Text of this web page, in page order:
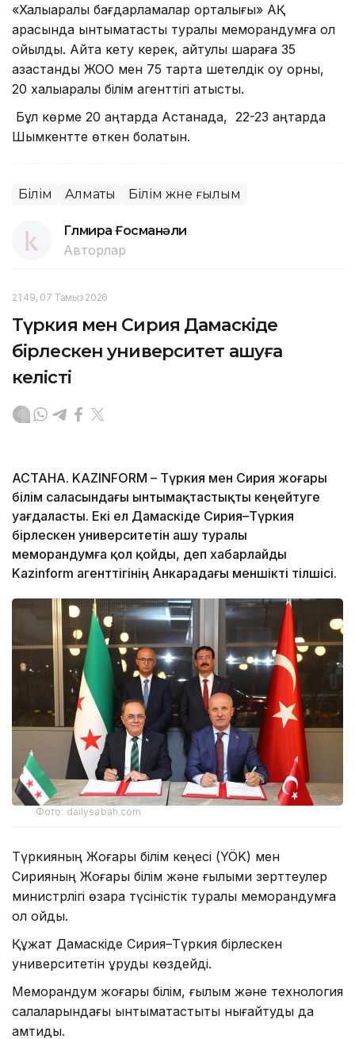
«Халықаралық бағдарламалар орталығы» АҚ
арасында ынтымақтастық туралы меморандумға қол
қойылды. Айта кету керек, айтулы шараға 35
қазақстандық ЖОО мен 75 тарта шетелдік оқу орны,
20 халықаралық білім агенттігі қатысты.
Бұл көрме 20 қаңтарда Астанада, 22-23 қаңтарда
Шымкентте өткен болатын.
Білім Алматы Білім және ғылым
Гүлмира Ғосманәли
Авторлар
21:49, 07 Тамыз 2026
Түркия мен Сирия Дамаскіде
бірлескен университет ашуға
келісті
АСТАНА. KAZINFORM – Түркия мен Сирия жоғары
білім саласындағы ынтымақтастықты кеңейтуге
уағдаласты. Екі ел Дамаскіде Сирия–Түркия
бірлескен университетін ашу туралы
меморандумға қол қойды, деп хабарлайды
Kazinform агенттігінің Анкарадағы меншікті тілшісі.
Фото: dailysabah.com
Түркияның Жоғары білім кеңесі (YÖK) мен
Сирияның Жоғары білім және ғылыми зерттеулер
министрлігі өзара түсіністік туралы меморандумға
қол қойды.
Құжат Дамаскіде Сирия–Түркия бірлескен
университетін құруды көздейді.
Меморандум жоғары білім, ғылым және технология
салаларындағы ынтымақтастықты нығайтуды да
қамтиды.